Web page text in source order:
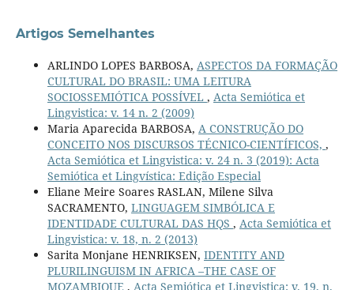
Artigos Semelhantes
ARLINDO LOPES BARBOSA, ASPECTOS DA FORMAÇÃO
CULTURAL DO BRASIL: UMA LEITURA
SOCIOSSEMIÓTICA POSSÍVEL , Acta Semiótica et
Lingvistica: v. 14 n. 2 (2009)
Maria Aparecida BARBOSA, A CONSTRUÇÃO DO
CONCEITO NOS DISCURSOS TÉCNICO-CIENTÍFICOS, ,
Acta Semiótica et Lingvistica: v. 24 n. 3 (2019): Acta
Semiótica et Lingvística: Edição Especial
Eliane Meire Soares RASLAN, Milene Silva
SACRAMENTO, LINGUAGEM SIMBÓLICA E
IDENTIDADE CULTURAL DAS HQS , Acta Semiótica et
Lingvistica: v. 18, n. 2 (2013)
Sarita Monjane HENRIKSEN, IDENTITY AND
PLURILINGUISM IN AFRICA –THE CASE OF
MOZAMBIQUE , Acta Semiótica et Lingvistica: v. 19, n.